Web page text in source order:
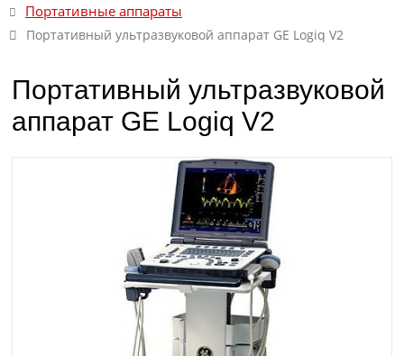
Портативные аппараты
Портативный ультразвуковой аппарат GE Logiq V2
Портативный ультразвуковой
аппарат GE Logiq V2